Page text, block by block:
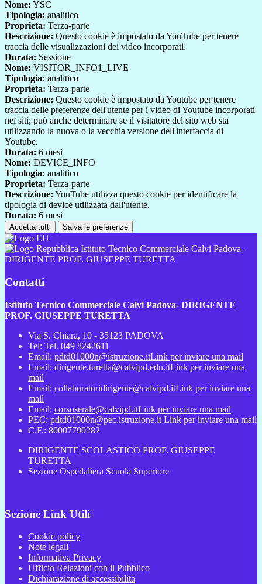
Nome: YSC
Tipologia: analitico
Proprieta: Terza-parte
Descrizione: Questo cookie è impostato da YouTube per tenere
traccia delle visualizzazioni dei video incorporati.
Durata: Sessione
Nome: VISITOR_INFO1_LIVE
Tipologia: analitico
Proprieta: Terza-parte
Descrizione: Questo cookie è impostato da Youtube per tenere
traccia delle preferenze dell'utente per i video di Youtube incorporati
nei siti; può anche determinare se il visitatore del sito web sta
utilizzando la nuova o la vecchia versione dell'interfaccia di
Youtube.
Durata: 6 mesi
Nome: DEVICE_INFO
Tipologia: analitico
Proprieta: Terza-parte
Descrizione: YouTube utilizza questo cookie per identificare la
tipologia di device utilizzata dall'utente.
Durata: 6 mesi
Accetta tutti Salva le preferenze
Istituto Tecnico Commerciale Calvi Padova-
DIRIGENTE PROF. GIUSEPPE TURETTA
Contatti
Istituto Tecnico Commerciale Calvi Padova- DIRIGENTE
PROF. GIUSEPPE TURETTA
Via S. Chiara, 10 - 35123 PADOVA
Tel: Tel. 049 8242611
Email: pdtd01000n@istruzione.itLink per inviare una mail
Email: dirigente.turetta@calvipd.edu.itLink per inviare una
mail
Email: collaboratoridirigente@calvipd.itLink per inviare una
mail
Email: corsoserale@calvipd.itLink per inviare una mail
PEC: pdtd01000n@pec.istruzione.it Link per inviare una mail
C.F.: 80007790282
DIRIGENTE SCOLASTICO PROF. GIUSEPPE
TURETTA
Sezione Ospedaliera Scuola Superiore
Sezione Link Utili
Cookie policy
Note legali
Informativa Privacy
Ufficio Relazioni con il Pubblico
Dichiarazione di accessibilità